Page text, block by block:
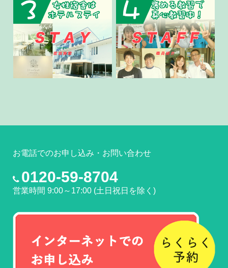
お電話でのお申し込み・お問い合わせ
0120-59-8704
営業時間 9:00～17:00 (土日祝日を除く)